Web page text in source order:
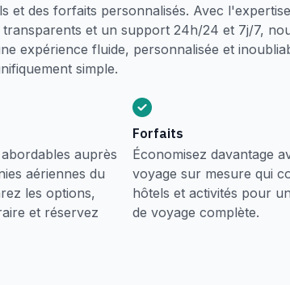
et des forfaits personnalisés. Avec
et un support 24h/24 et 7j/7,
expérience fluide, personnalisée et
simple.
auprès
aériennes du
les options,
et réservez
Forfaits
Économisez davantage
voyage sur mesure qui
hôtels et activités pour
de voyage complète.